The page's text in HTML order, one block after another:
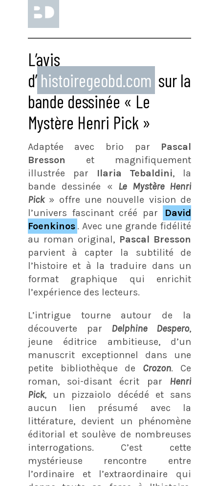
L’avis
d’ histoiregeobd.com sur la
bande dessinée « Le
Mystère Henri Pick »
Adaptée avec brio par Pascal
Bresson et magnifiquement
illustrée par
Ilaria Tebaldini, la
bande dessinée « Le Mystère Henri
Pick» offre une nouvelle vision de
l’univers fascinant créé par
David
Foenkinos . Avec une grande fidélité
au roman original, Pascal Bresson
parvient à capter la subtilité de
l’histoire et à la traduire dans un
format graphique qui enrichit
l’expérience des lecteurs.
L’intrigue tourne autour de la
découverte par Delphine Despero,
jeune éditrice ambitieuse, d’un
manuscrit exceptionnel dans une
petite bibliothèque de Crozon. Ce
roman, soi-disant écrit par Henri
Pick, un pizzaiolo décédé et sans
aucun lien présumé avec la
littérature, devient un phénomène
éditorial et soulève de nombreuses
interrogations. C’est cette
mystérieuse rencontre entre
l’ordinaire et l’extraordinaire qui